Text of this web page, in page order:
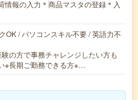
情報の入力＊商品マスタの登録＊入
OK / パソコンスキル不要 / 英語力不
の方で事務チャレンジしたい方も
※長期ご勤務できる方※…